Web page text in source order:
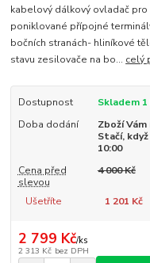
kabelový dálkový ovladač
poniklované přípojné
bočních stranách- hliníkové
stavu zesilovače na bo... celý
Dostupnost
Skladem 1
Doba dodání
Zboží
Stačí,
10:00
Cena před
slevou
4 000 Kč
Ušetříte 1 201 Kč
2 799 Kč/ks
2 313 Kč bez DPH